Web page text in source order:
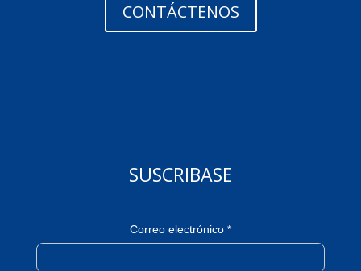
CONTÁCTENOS
SUSCRIBASE
Correo electrónico *